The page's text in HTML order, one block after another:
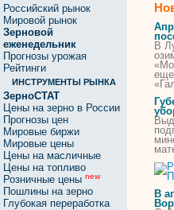
Российский рынок
Мировой рынок
Зерновой
еженедельник
Прогнозы урожая
Рейтинги
ИНСТРУМЕНТЫ РЫНКА
ЗерноСТАТ
Цены на зерно в России
Прогнозы цен
Мировые биржи
Мировые цены
Цены на масличные
Цены на топливо
Розничные цены new
Пошлины на зерно
Глубокая переработка
В
В